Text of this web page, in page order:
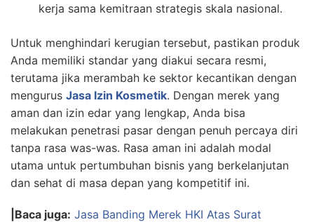
kerja sama kemitraan strategis skala nasional.
Untuk menghindari kerugian tersebut, pastikan produk
Anda memiliki standar yang diakui secara resmi,
terutama jika merambah ke sektor kecantikan dengan
mengurus Jasa Izin Kosmetik. Dengan merek yang
aman dan izin edar yang lengkap, Anda bisa
melakukan penetrasi pasar dengan penuh percaya diri
tanpa rasa was-was. Rasa aman ini adalah modal
utama untuk pertumbuhan bisnis yang berkelanjutan
dan sehat di masa depan yang kompetitif ini.
|Baca juga: Jasa Banding Merek HKI Atas Surat